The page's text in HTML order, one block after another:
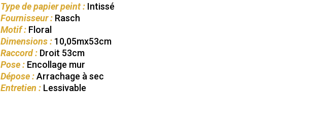
Type de papier peint :Intissé
Fournisseur :Rasch
Motif :Floral
Dimensions :10,05mx53cm
Raccord :Droit 53cm
Pose :Encollage mur
Dépose :Arrachage à sec
Entretien :Lessivable